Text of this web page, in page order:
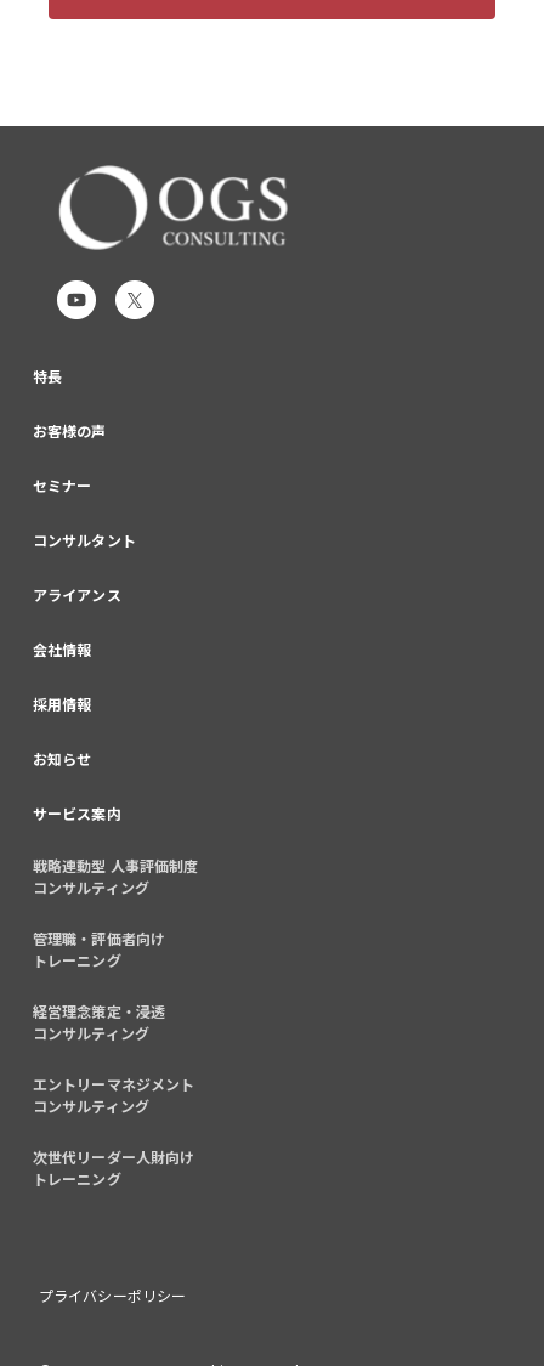
特長
お客様の声
セミナー
コンサルタント
アライアンス
会社情報
採用情報
お知らせ
サービス案内
戦略連動型 人事評価制度
コンサルティング
管理職・評価者向け
トレーニング
経営理念策定・浸透
コンサルティング
エントリーマネジメント
コンサルティング
次世代リーダー人財向け
トレーニング
プライバシーポリシー